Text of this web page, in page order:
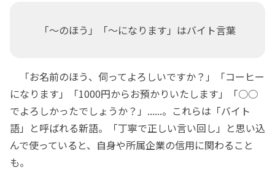
「～のほう」「～になります」はバイト言葉
「お名前のほう、伺ってよろしいですか？」「コーヒー
になります」「1000円からお預かりいたします」「○○
でよろしかったでしょうか？」......。これらは「バイト
語」と呼ばれる新語。「丁寧で正しい言い回し」と思い込
んで使っていると、自身や所属企業の信用に関わること
も。